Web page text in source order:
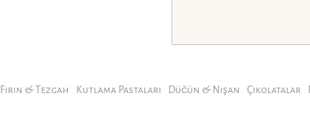
Fırın & Tezgah Kutlama Pastaları Düğün & Nişan Çikolatalar